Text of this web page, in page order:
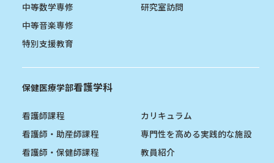
中等数学専修
中等音楽専修
特別支援教育
研究室訪問
保健医療学部看護学科
看護師課程
看護師・助産師課程
看護師・保健師課程
カリキュラム
専門性を高める実践的な施設
教員紹介